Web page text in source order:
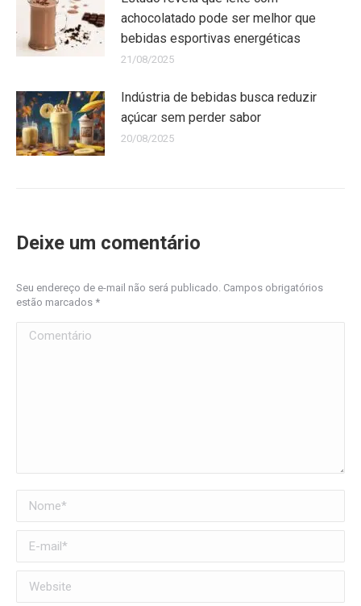
achocolatado pode ser melhor que
bebidas esportivas energéticas
21/08/2025
Indústria de bebidas busca reduzir
açúcar sem perder sabor
20/08/2025
Deixe um comentário
Seu endereço de e-mail não será publicado. Campos obrigatórios
estão marcados *
Comentário
Nome *
E-mail *
Website